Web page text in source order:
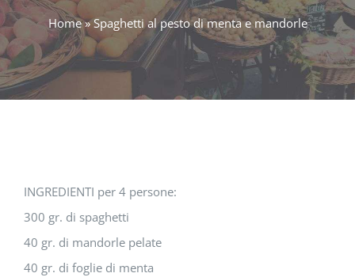
Home»Spaghetti al pesto di menta e mandorle
INGREDIENTI per 4 persone:
300 gr. di spaghetti
40 gr. di mandorle pelate
40 gr. di foglie di menta